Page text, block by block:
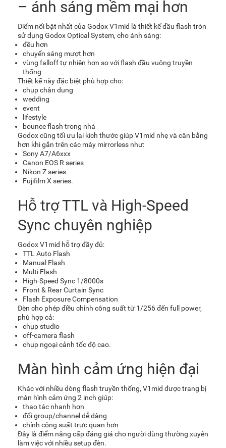
– ánh sáng mềm mại hơn
Điểm nổi bật nhất của Godox V1mid là thiết kế đầu flash tròn
sử dụng Godox Optical System, cho ánh sáng:
đều hơn
chuyển sáng mượt hơn
vùng falloff tự nhiên hơn so với flash đầu vuông truyền
thống
Thiết kế này đặc biệt phù hợp cho:
chụp chân dung
wedding
event
lifestyle
bounce flash trong nhà
Godox cũng tối ưu lại kích thước giúp V1mid nhẹ và cân bằng
hơn khi gắn trên các máy mirrorless như:
Sony A7/A6xxx
Canon EOS R series
Nikon Z series
Fujifilm X series.
Hỗ trợ TTL và High-Speed
Sync chuyên nghiệp
Godox V1mid hỗ trợ đầy đủ:
TTL Auto Flash
Manual Flash
Multi Flash
High-Speed Sync 1/8000s
Front & Rear Curtain Sync
Flash Exposure Compensation
Đèn cho phép điều chỉnh công suất từ 1/256 đến full power,
phù hợp cả:
chụp studio
off-camera flash
chụp ngoại cảnh tốc độ cao.
Màn hình cảm ứng hiện đại
Khác với nhiều dòng flash truyền thống, V1mid được trang bị
màn hình cảm ứng 2 inch giúp:
thao tác nhanh hơn
đổi group/channel dễ dàng
chỉnh công suất trực quan hơn
Đây là điểm nâng cấp đáng giá cho người dùng thường xuyên
làm việc với nhiều setup đèn.